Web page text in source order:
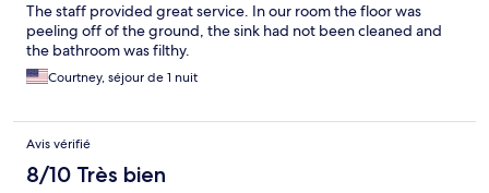
The staff provided great service. In our room the floor was
peeling off of the ground, the sink had not been cleaned and
the bathroom was filthy.
Courtney, séjour de 1 nuit
Avis vérifié
8/10 Très bien